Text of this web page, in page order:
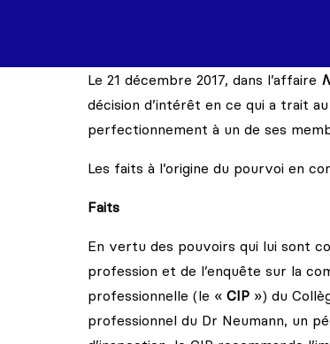
Le 21 décembre 2017, dans l’affaire
décision d’intérêt en ce qui a trait
perfectionnement à un de ses
Les faits à l’origine du pourvoi en
Faits
En vertu des pouvoirs qui lui sont
profession et de l’enquête sur la
professionnelle (le « CIP ») du
professionnel du Dr Neumann, un